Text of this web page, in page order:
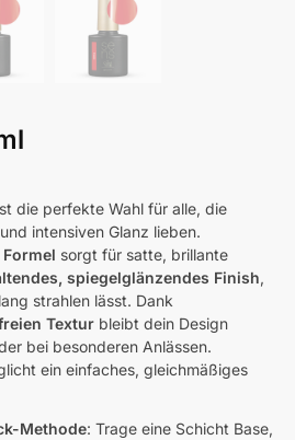
die perfekte Wahl für alle, die
intensiven Glanz lieben.
sorgt für satte, brillante
spiegelglänzendes Finish,
strahlen lässt. Dank
Textur bleibt dein Design
bei besonderen Anlässen.
ein einfaches, gleichmäßiges
Methode: Trage eine Schicht Base,